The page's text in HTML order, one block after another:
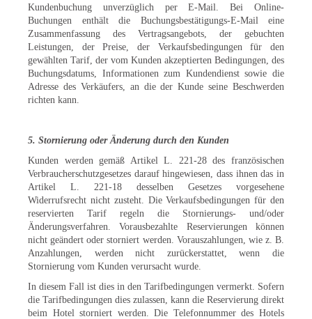
Kundenbuchung unverzüglich per E-Mail. Bei Online-
Buchungen enthält die Buchungsbestätigungs-E-Mail eine
Zusammenfassung des Vertragsangebots, der gebuchten
Leistungen, der Preise, der Verkaufsbedingungen für den
gewählten Tarif, der vom Kunden akzeptierten Bedingungen, des
Buchungsdatums, Informationen zum Kundendienst sowie die
Adresse des Verkäufers, an die der Kunde seine Beschwerden
richten kann.
5. Stornierung oder Änderung durch den Kunden
Kunden werden gemäß Artikel L. 221-28 des französischen
Verbraucherschutzgesetzes darauf hingewiesen, dass ihnen das in
Artikel L. 221-18 desselben Gesetzes vorgesehene
Widerrufsrecht nicht zusteht. Die Verkaufsbedingungen für den
reservierten Tarif regeln die Stornierungs- und/oder
Änderungsverfahren. Vorausbezahlte Reservierungen können
nicht geändert oder storniert werden. Vorauszahlungen, wie z. B.
Anzahlungen, werden nicht zurückerstattet, wenn die
Stornierung vom Kunden verursacht wurde.
In diesem Fall ist dies in den Tarifbedingungen vermerkt. Sofern
die Tarifbedingungen dies zulassen, kann die Reservierung direkt
beim Hotel storniert werden. Die Telefonnummer des Hotels